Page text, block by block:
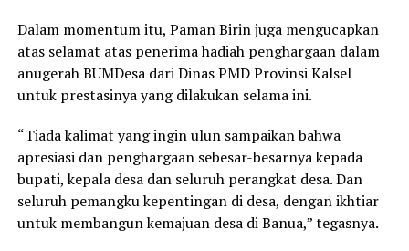
Dalam momentum itu, Paman Birin juga mengucapkan
atas selamat atas penerima hadiah penghargaan dalam
anugerah BUMDesa dari Dinas PMD Provinsi Kalsel
untuk prestasinya yang dilakukan selama ini.
“Tiada kalimat yang ingin ulun sampaikan bahwa
apresiasi dan penghargaan sebesar-besarnya kepada
bupati, kepala desa dan seluruh perangkat desa. Dan
seluruh pemangku kepentingan di desa, dengan ikhtiar
untuk membangun kemajuan desa di Banua,” tegasnya.